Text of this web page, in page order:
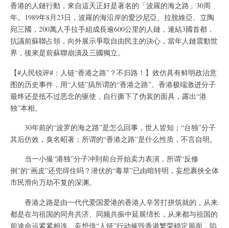
香港的人鏈行動，來自這天正好是著名的「波羅的海之路」30周
年。1989年8月23日，波羅的海沿岸的愛沙尼亞、拉脫維亞、立陶
宛三國，200萬人手拉手組成長逾600公里的人鏈，連結3國首都，
抗議前蘇聯占領，向外展示爭取自由民主的決心，當年人鏈震動世
界，後來是前蘇聯崩潰及三國獨立。
【#人民锐评#：人链“香港之路”？不归路！】效仿具有鲜明政治意
图的历史事件，用“人链”搞所谓的“香港之路”。香港极端激进分子
最终还是抵不过恶念的驱使，自行撕下了伪装的面具，露出“港
独”本相。
30年前的“波罗的海之路”是怎么回事，世人皆知；“台独”分子
其后仿效，臭名昭著；所谓的“香港之路”是什么性质，不言自明。
当一小撮“港独”分子冲到前台开始卖力表演，所谓“反修
例”的“画皮”还兜得住吗？潜伏的“毒草”已由暗转明，妄想裹挟全体
市民滑向万劫不复的深渊。
香港之路是由一代代爱国爱港的香港人辛苦打拼筑就的，从来
都是在与祖国的同舟共济、同频共振中延展绵长，从来都与祖国的
前途命运紧紧相连。妄想借“人链”行动摧毁香港繁荣稳定局面，陷